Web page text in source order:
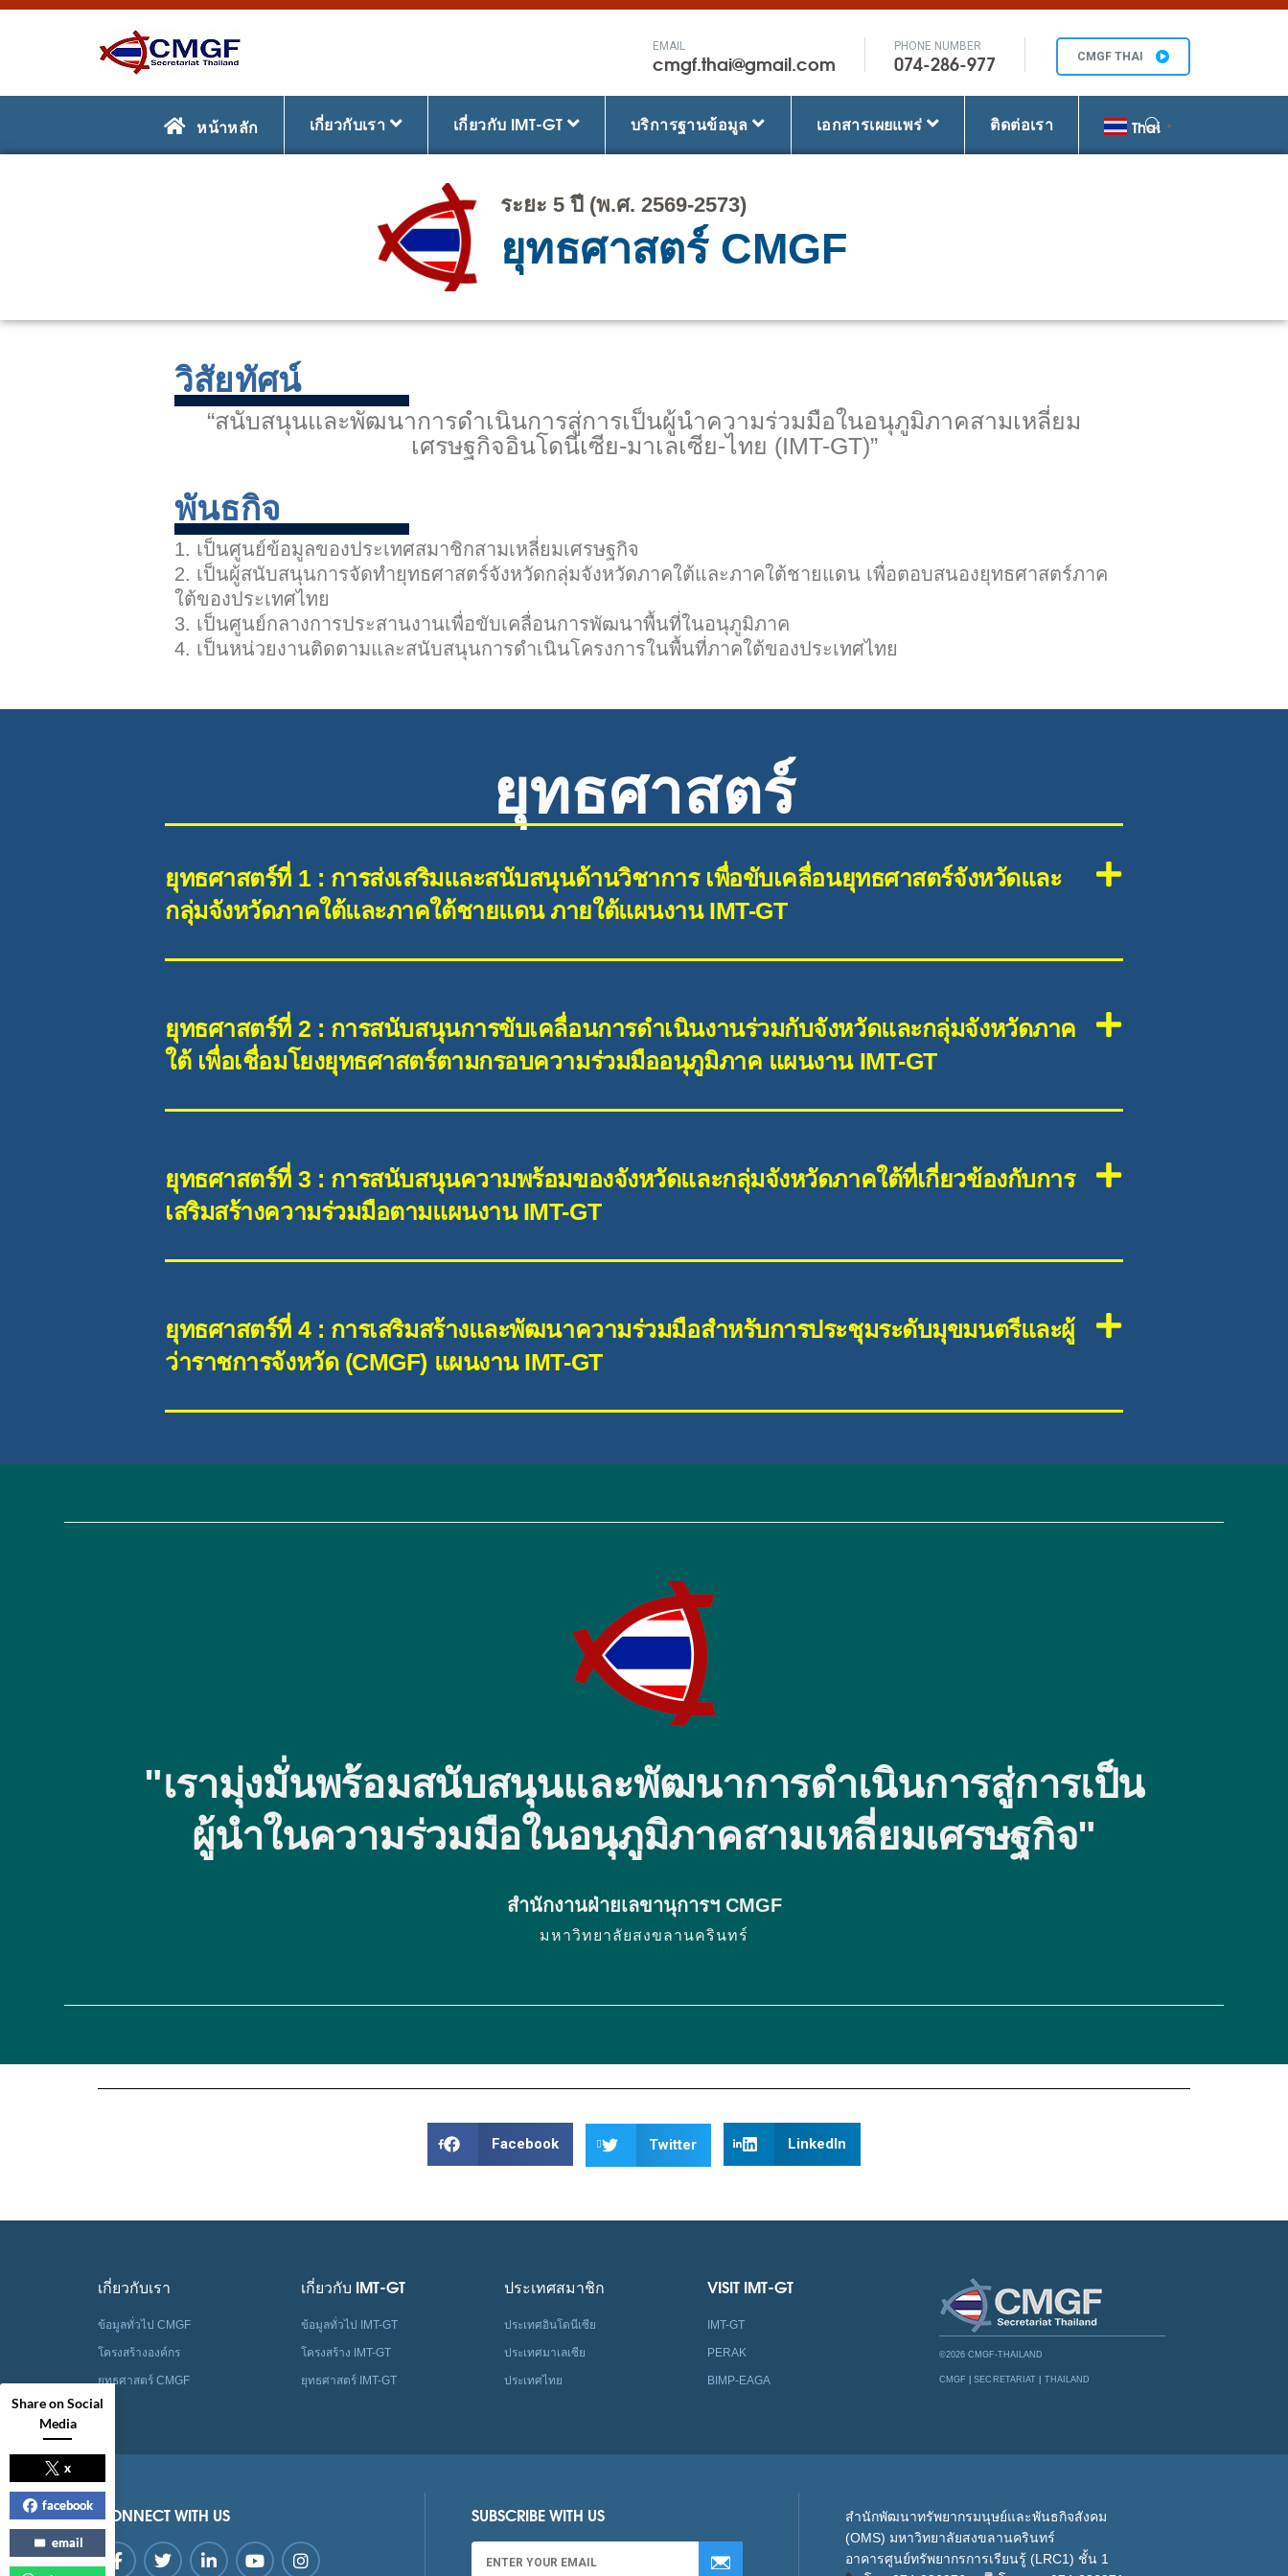
EMAIL
cmgf.thai@gmail.com
PHONE NUMBER
074-286-977 CMGF THAI
หน้าหลัก เกี่ยวกับเรา เกี่ยวกับ IMT-GT บริการฐานข้อมูล เอกสารเผยแพร่ ติดต่อเรา Thai ▼
ระยะ 5 ปี (พ.ศ. 2569-2573)
ยุทธศาสตร์ CMGF
วิสัยทัศน์
“สนับสนุนและพัฒนาการดำเนินการสู่การเป็นผู้นำความร่วมมือในอนุภูมิภาคสามเหลี่ยม
เศรษฐกิจอินโดนีเซีย-มาเลเซีย-ไทย (IMT-GT)”
พันธกิจ
1. เป็นศูนย์ข้อมูลของประเทศสมาชิกสามเหลี่ยมเศรษฐกิจ
2. เป็นผู้สนับสนุนการจัดทำยุทธศาสตร์จังหวัดกลุ่มจังหวัดภาคใต้และภาคใต้ชายแดน เพื่อตอบสนองยุทธศาสตร์ภาค
ใต้ของประเทศไทย
3. เป็นศูนย์กลางการประสานงานเพื่อขับเคลื่อนการพัฒนาพื้นที่ในอนุภูมิภาค
4. เป็นหน่วยงานติดตามและสนับสนุนการดำเนินโครงการในพื้นที่ภาคใต้ของประเทศไทย
ยุทธศาสตร์
ยุทธศาสตร์ที่ 1 : การส่งเสริมและสนับสนุนด้านวิชาการ เพื่อขับเคลื่อนยุทธศาสตร์จังหวัดและ
กลุ่มจังหวัดภาคใต้และภาคใต้ชายแดน ภายใต้แผนงาน IMT-GT
ยุทธศาสตร์ที่ 2 : การสนับสนุนการขับเคลื่อนการดำเนินงานร่วมกับจังหวัดและกลุ่มจังหวัดภาค
ใต้ เพื่อเชื่อมโยงยุทธศาสตร์ตามกรอบความร่วมมืออนุภูมิภาค แผนงาน IMT-GT
ยุทธศาสตร์ที่ 3 : การสนับสนุนความพร้อมของจังหวัดและกลุ่มจังหวัดภาคใต้ที่เกี่ยวข้องกับการ
เสริมสร้างความร่วมมือตามแผนงาน IMT-GT
ยุทธศาสตร์ที่ 4 : การเสริมสร้างและพัฒนาความร่วมมือสำหรับการประชุมระดับมุขมนตรีและผู้
ว่าราชการจังหวัด (CMGF) แผนงาน IMT-GT
"เรามุ่งมั่นพร้อมสนับสนุนและพัฒนาการดำเนินการสู่การเป็น
ผู้นำในความร่วมมือในอนุภูมิภาคสามเหลี่ยมเศรษฐกิจ"
สำนักงานฝ่ายเลขานุการฯ CMGF
มหาวิทยาลัยสงขลานครินทร์
Facebook Twitter LinkedIn
เกี่ยวกับเรา
ข้อมูลทั่วไป CMGF
โครงสร้างองค์กร
ยุทธศาสตร์ CMGF
เกี่ยวกับ IMT-GT
ข้อมูลทั่วไป IMT-GT
โครงสร้าง IMT-GT
ยุทธศาสตร์ IMT-GT
ประเทศสมาชิก
ประเทศอินโดนีเซีย
ประเทศมาเลเซีย
ประเทศไทย
VISIT IMT-GT
IMT-GT
PERAK
BIMP-EAGA
©2026 CMGF-THAILAND
CMGF |SECRETARIAT THAILAND
CONNECT WITH US SUBSCRIBE WITH US
สำนักพัฒนาทรัพยากรมนุษย์และพันธกิจสังคม
(OMS) มหาวิทยาลัยสงขลานครินทร์
อาคารศูนย์ทรัพยากรการเรียนรู้ (LRC1) ชั้น 1
Share on Social
Media
x
facebook
email